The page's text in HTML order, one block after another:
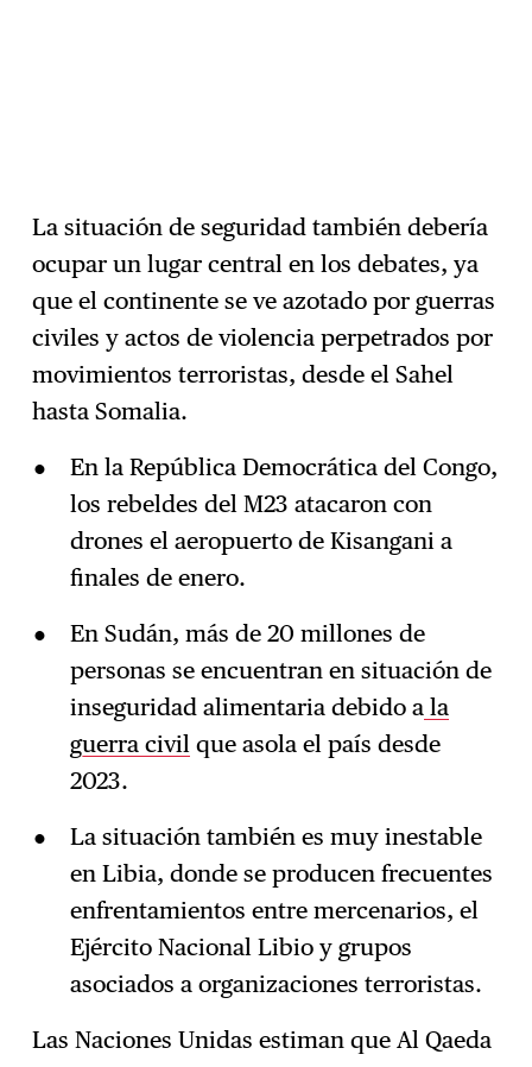
La situación de seguridad también debería
ocupar un lugar central en los debates, ya
que el continente se ve azotado por guerras
civiles y actos de violencia perpetrados por
movimientos terroristas, desde el Sahel
hasta Somalia.
En la República Democrática del Congo,
los rebeldes del M23 atacaron con
drones el aeropuerto de Kisangani a
finales de enero.
En Sudán, más de 20 millones de
personas se encuentran en situación de
inseguridad alimentaria debido ala
guerra civilque asola el país desde
2023.
La situación también es muy inestable
en Libia, donde se producen frecuentes
enfrentamientos entre mercenarios, el
Ejército Nacional Libio y grupos
asociados a organizaciones terroristas.
Las Naciones Unidas estiman que Al Qaeda